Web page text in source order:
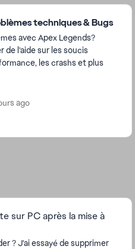
techniques & Bugs
avec Apex Legends?
de l'aide sur les soucis
les crashs et plus
ago
sur PC après la mise à
? J'ai essayé de supprimer